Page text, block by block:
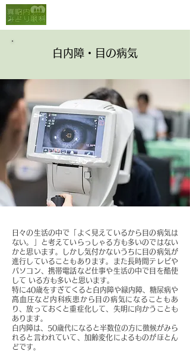
白内障・目の病気
日々の生活の中で「よく見えているから目の病気は
ない。」と考えていらっしゃる方も多いのではない
かと思います。しかし気付かないうちに目の病気が
進行していることもあります。また長時間テレビや
パソコン、携帯電話など仕事や生活の中で目を酷使
して いる方も多いと思います。
特に40歳をすぎてくると白内障や緑内障、糖尿病や
高血圧など内科疾患から目の病気になることもあ
り、放っておくと重症化して、失明に向かうことも
あります。
白内障は、50歳代になると半数位の方に徴候がみら
れると言われていて、加齢変化によるものがほとん
どです。